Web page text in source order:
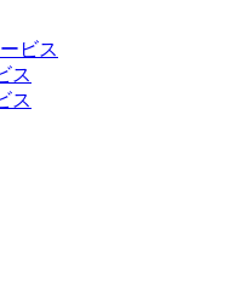
ビス
ス
ス